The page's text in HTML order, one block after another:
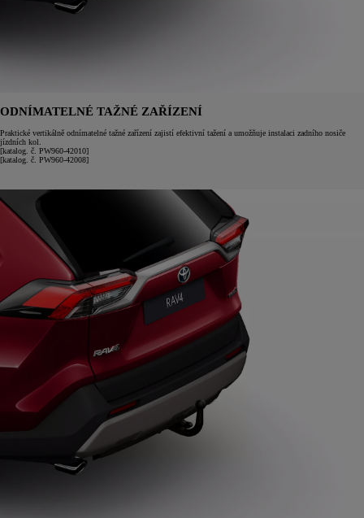
ODNÍMATELNÉ TAŽNÉ ZAŘÍZENÍ
Praktické vertikálně odnímatelné tažné zařízení zajistí efektivní tažení a umožňuje instalaci zadního nosiče
jízdních kol.
[katalog. č. PW960-42010]
[katalog. č. PW960-42008]